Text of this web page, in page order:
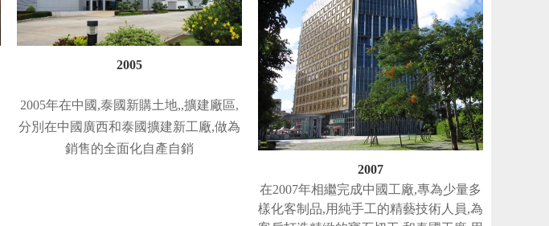
2005
2005年在中國,泰國新購土地,,擴建廠區,
分別在中國廣西和泰國擴建新工廠,做為
銷售的全面化自產自銷
2007
在2007年相繼完成中國工廠,專為少量多
樣化客制品,用純手工的精藝技術人員,為